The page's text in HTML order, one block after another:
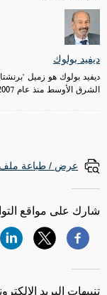
ديفيد بولوك
ديفيد بولوك هو زميل
الشرق الأوسط منذ عام 2007 حتى وفاته في عام 2024.
عرض / طباعة
شارك على مواقع
تنبيهات البريد